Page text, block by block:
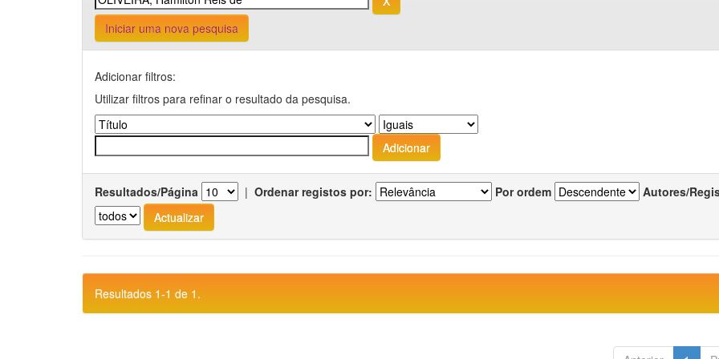
Iniciar uma nova pesquisa
Adicionar filtros:
Utilizar filtros para refinar o resultado da pesquisa.
Resultados/Página | Ordenar registos por: Por ordem Autores/
Resultados 1-1 de 1.